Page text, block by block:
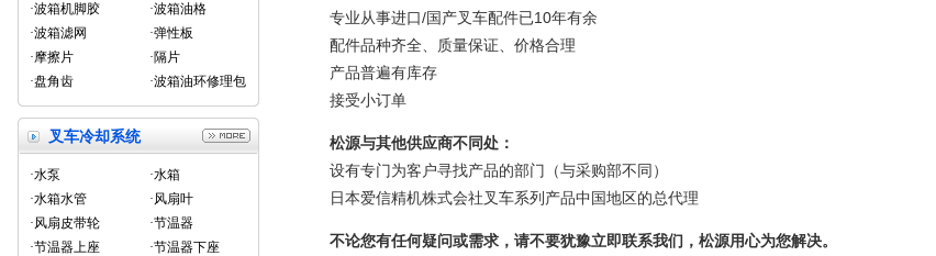
·波箱机脚胶
·波箱油格
·波箱滤网
·弹性板
·摩擦片
·隔片
·盘角齿
·波箱油环修理包
叉车冷却系统
·水泵
·水箱
·水箱水管
·风扇叶
·风扇皮带轮
·节温器
·节温器上座
·节温器下座
专业从事进口/国产叉车配件已10年有余
配件品种齐全、质量保证、价格合理
产品普遍有库存
接受小订单
松源与其他供应商不同处：
设有专门为客户寻找产品的部门（与采购部不同）
日本爱信精机株式会社叉车系列产品中国地区的总代理
不论您有任何疑问或需求，请不要犹豫立即联系我们，松源用心为您解决。